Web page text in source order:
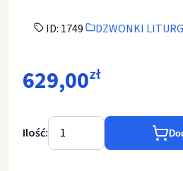
ID: 1749 DZWONKI
629,00zł
Ilość: